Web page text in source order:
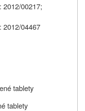
2012/00217;
2012/04467
tablety
tablety